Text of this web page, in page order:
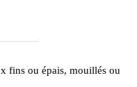
fins ou épais, mouillés ou